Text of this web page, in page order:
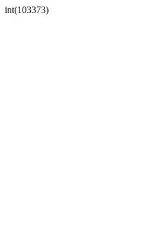
int(103373)